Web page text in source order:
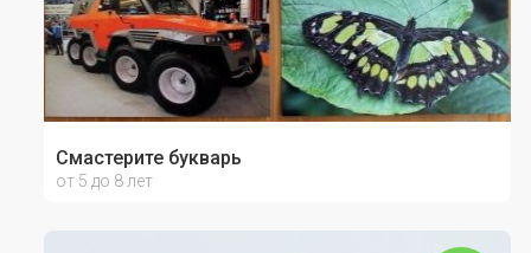
Смастерите букварь
от 5 до 8 лет